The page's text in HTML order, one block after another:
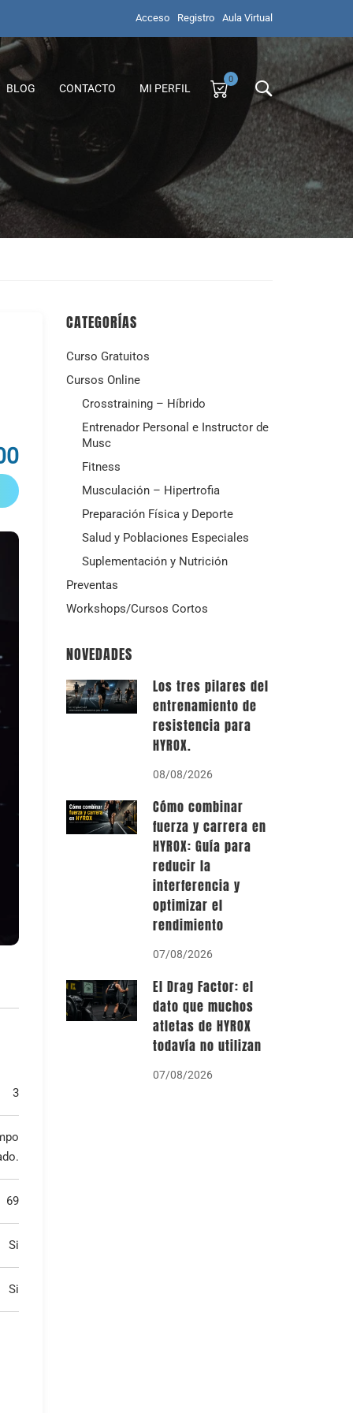
Acceso Registro Aula Virtual
BLOG CONTACTO MI PERFIL
0
3
69
Si
Si
CATEGORÍAS
Curso Gratuitos
Cursos Online
Crosstraining – Híbrido
Entrenador Personal e Instructor de
Musc
Fitness
Musculación – Hipertrofia
Preparación Física y Deporte
Salud y Poblaciones Especiales
Suplementación y Nutrición
Preventas
Workshops/Cursos Cortos
NOVEDADES
Los tres pilares del
entrenamiento de
resistencia para
HYROX.
08/08/2026
Cómo combinar
fuerza y carrera en
HYROX: Guía para
reducir la
interferencia y
optimizar el
rendimiento
07/08/2026
El Drag Factor: el
dato que muchos
atletas de HYROX
todavía no utilizan
07/08/2026